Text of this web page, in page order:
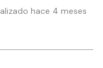
hace 4 meses